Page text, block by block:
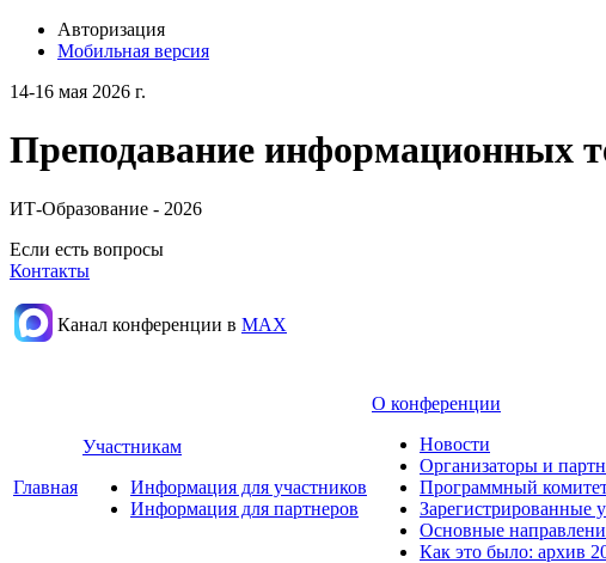
Авторизация
Мобильная версия
14-16 мая 2026 г.
Преподавание информационных
ИТ-Образование - 2026
Если есть вопросы
Контакты
Канал конференции в МАХ
Главная
Участникам
Информация для участников
Информация для партнеров
О конференции
Новости
Организаторы и
Программный
Зарегистрированные
Основные
Как это было: архив